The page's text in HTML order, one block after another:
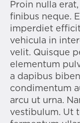
Proin nulla
finibus neque.
imperdiet
vehicula in
velit. Quisque
elementum
a dapibus
condimentum
arcu ut urna.
vestibulum. Ut